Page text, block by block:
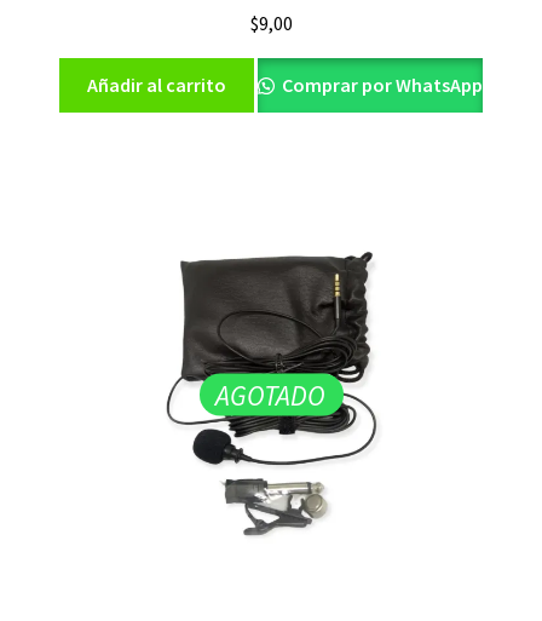
$9,00
Añadir al carrito Comprar por WhatsApp
AGOTADO